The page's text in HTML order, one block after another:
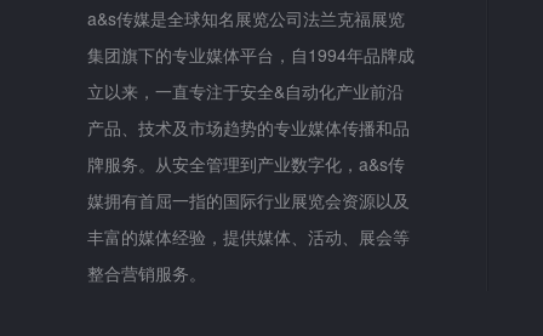
a&s传媒是全球知名展览公司法兰克福展览
集团旗下的专业媒体平台，自1994年品牌成
立以来，一直专注于安全&自动化产业前沿
产品、技术及市场趋势的专业媒体传播和品
牌服务。从安全管理到产业数字化，a&s传
媒拥有首屈一指的国际行业展览会资源以及
丰富的媒体经验，提供媒体、活动、展会等
整合营销服务。